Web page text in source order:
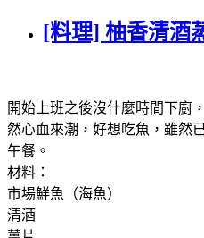
[料理] 柚香清酒
開始上班之後沒什麼時間下廚
然心血來潮，好想吃魚，雖然
午餐。
材料：
市場鮮魚（海魚）
清酒